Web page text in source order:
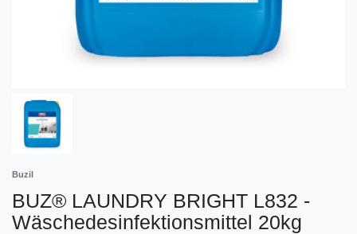
Buzil
BUZ® LAUNDRY BRIGHT L832 -
Wäschedesinfektionsmittel 20kg